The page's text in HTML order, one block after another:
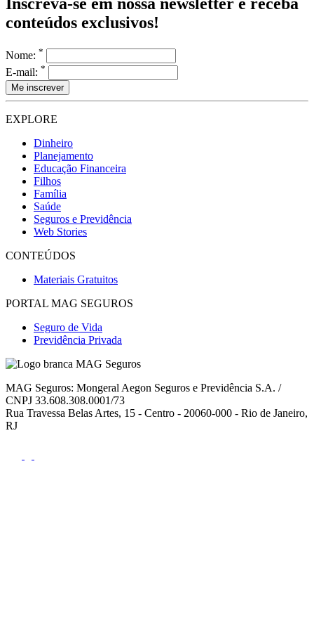
conteúdos exclusivos!
Nome: *
E-mail: *
EXPLORE
Dinheiro
Planejamento
Educação Financeira
Filhos
Família
Saúde
Seguros e Previdência
Web Stories
CONTEÚDOS
Materiais Gratuitos
PORTAL MAG SEGUROS
Seguro de Vida
Previdência Privada
MAG Seguros: Mongeral Aegon Seguros e Previdência S.A. /
CNPJ 33.608.308.0001/73
Rua Travessa Belas Artes, 15 - Centro - 20060-000 - Rio de Janeiro,
RJ